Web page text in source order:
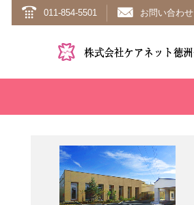
011-854-5501 お問い合わせ